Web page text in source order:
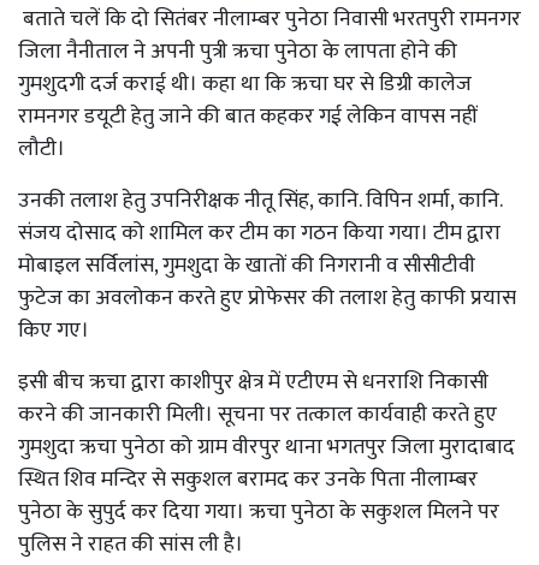
बताते चलें कि दो सितंबर नीलाम्बर पुनेठा निवासी भरतपुरी रामनगर
जिला नैनीताल ने अपनी पुत्री ऋचा पुनेठा के लापता होने की
गुमशुदगी दर्ज कराई थी। कहा था कि ऋचा घर से डिग्री कालेज
रामनगर डयूटी हेतु जाने की बात कहकर गई लेकिन वापस नहीं
लौटी।
उनकी तलाश हेतु उपनिरीक्षक नीतू सिंह, कानि. विपिन शर्मा, कानि.
संजय दोसाद को शामिल कर टीम का गठन किया गया। टीम द्वारा
मोबाइल सर्विलांस, गुमशुदा के खातों की निगरानी व सीसीटीवी
फुटेज का अवलोकन करते हुए प्रोफेसर की तलाश हेतु काफी प्रयास
किए गए।
इसी बीच ऋचा द्वारा काशीपुर क्षेत्र में एटीएम से धनराशि निकासी
करने की जानकारी मिली। सूचना पर तत्काल कार्यवाही करते हुए
गुमशुदा ऋचा पुनेठा को ग्राम वीरपुर थाना भगतपुर जिला मुरादाबाद
स्थित शिव मन्दिर से सकुशल बरामद कर उनके पिता नीलाम्बर
पुनेठा के सुपुर्द कर दिया गया। ऋचा पुनेठा के सकुशल मिलने पर
पुलिस ने राहत की सांस ली है।